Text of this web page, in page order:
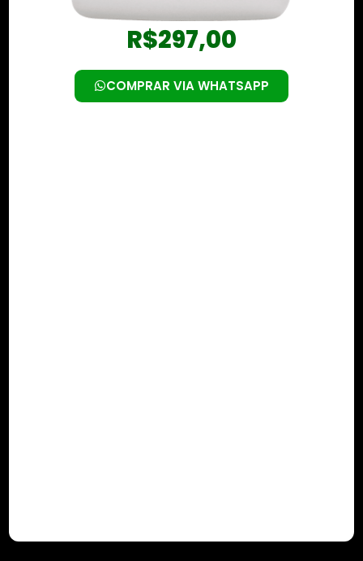
R$297,00
COMPRAR VIA WHATSAPP